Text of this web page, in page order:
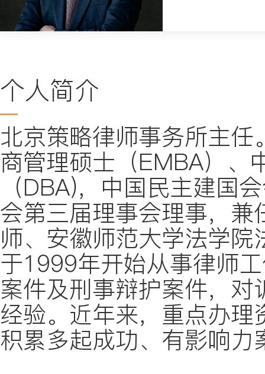
个人简介
北京策略律师事务所主
商管理硕士（EMBA）、
（DBA)，中国民主建国
会第三届理事会理事，
师、安徽师范大学法学
于1999年开始从事律师
案件及刑事辩护案件，
经验。近年来，重点办
积累多起成功、有影响力